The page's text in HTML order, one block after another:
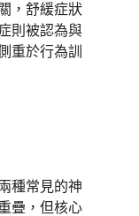
，舒緩症狀
則被認為與
重於行為訓
種常見的神
疊，但核心